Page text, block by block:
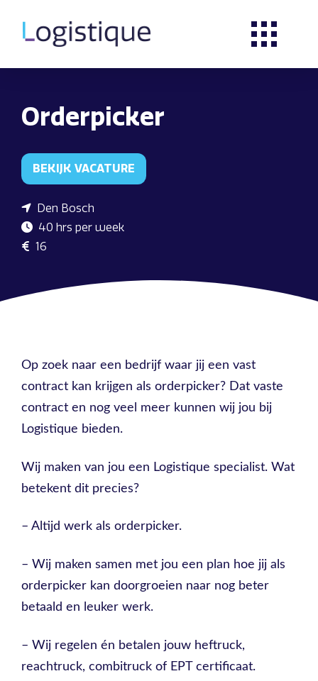
Orderpicker
BEKIJK VACATURE
Den Bosch
40 hrs per week
16
Op zoek naar een bedrijf waar jij een vast
contract kan krijgen als orderpicker? Dat vaste
contract en nog veel meer kunnen wij jou bij
Logistique bieden.
Wij maken van jou een Logistique specialist. Wat
betekent dit precies?
– Altijd werk als orderpicker.
– Wij maken samen met jou een plan hoe jij als
orderpicker kan doorgroeien naar nog beter
betaald en leuker werk.
– Wij regelen én betalen jouw heftruck,
reachtruck, combitruck of EPT certificaat.